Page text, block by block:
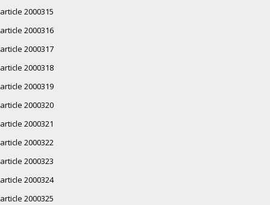
article 2000315
article 2000316
article 2000317
article 2000318
article 2000319
article 2000320
article 2000321
article 2000322
article 2000323
article 2000324
article 2000325